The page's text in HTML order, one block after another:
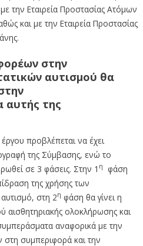
την Εταιρεία Προστασίας Ατόμων
και με την Εταιρεία Προστασίας
στην
αυτισμού θα
αυτής της
προβλέπεται να έχει
της Σύμβασης, ενώ το
σε 3 φάσεις. Στην 1 η
φάση
της χρήσης των
στη 2η φάση θα γίνει η
αισθητηριακής ολοκλήρωσης και
αναφορικά με την
συμπεριφορά και την